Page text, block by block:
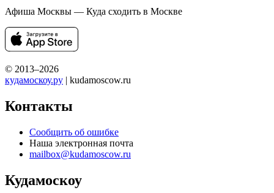
Афиша Москвы — Куда сходить в Москве
© 2013–2026
кудамоскоу.ру | kudamoscow.ru
Контакты
Сообщить об ошибке
Наша электронная почта
mailbox@kudamoscow.ru
Кудамоскоу